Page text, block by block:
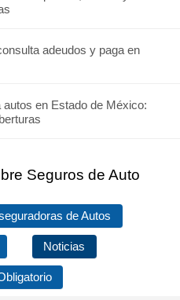
adeudos y paga en
autos en Estado de México:
Seguros de Auto
de Autos
Noticias